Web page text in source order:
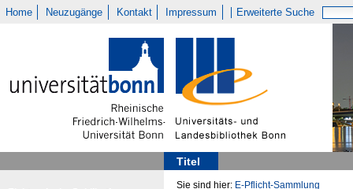
Home Neuzugänge Kontakt Impressum Erweiterte Suche
Titel
Sie sind hier: E-Pflicht-Sammlung